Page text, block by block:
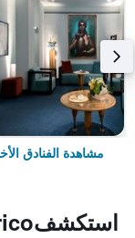
مشاهدة الفنادق
استكشفCentro Storico, ميلان